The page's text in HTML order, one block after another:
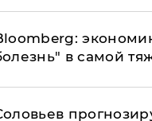
в самой